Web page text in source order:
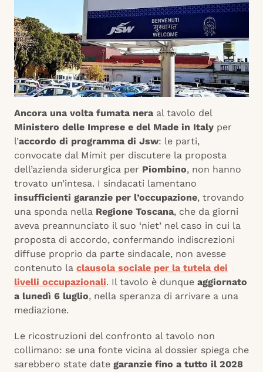
Ancora una volta fumata nera al tavolo del
Ministero delle Imprese e del Made in Italy per
l’accordo di programma di Jsw: le parti,
convocate dal Mimit per discutere la proposta
dell’azienda siderurgica per Piombino, non hanno
trovato un’intesa. I sindacati lamentano
insufficienti garanzie per l’occupazione, trovando
una sponda nella Regione Toscana, che da giorni
aveva preannunciato il suo ‘niet’ nel caso in cui la
proposta di accordo, confermando indiscrezioni
diffuse proprio da parte sindacale, non avesse
contenuto la clausola sociale per la tutela dei
livelli occupazionali. Il tavolo è dunque aggiornato
a lunedì 6 luglio, nella speranza di arrivare a una
mediazione.
Le ricostruzioni del confronto al tavolo non
collimano: se una fonte vicina al dossier spiega che
sarebbero state date garanzie fino a tutto il 2028